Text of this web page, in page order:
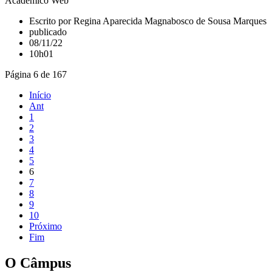
Escrito por Regina Aparecida Magnabosco de Sousa Marques
publicado
08/11/22
10h01
Página 6 de 167
Início
Ant
1
2
3
4
5
6
7
8
9
10
Próximo
Fim
O Câmpus